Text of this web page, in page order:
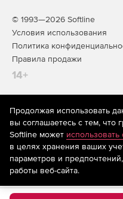
© 1993—2026 Softline
Условия использования
Политика
Правила продажи
14+
На информационном
рекомендательные
предоставления
систематизации и анализа
предпочтениям
находящихся на
Продолжая использовать
вы соглашаетесь с тем, что
Softline может
в целях хранения ваших
параметров и
работы веб-сайта.